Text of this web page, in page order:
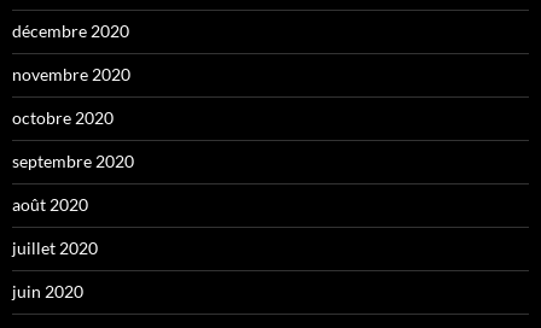
décembre 2020
novembre 2020
octobre 2020
septembre 2020
août 2020
juillet 2020
juin 2020